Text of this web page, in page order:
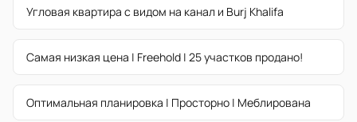
Угловая квартира с видом на канал и Burj Khalifa
Самая низкая цена | Freehold | 25 участков продано!
Оптимальная планировка | Просторно | Меблирована